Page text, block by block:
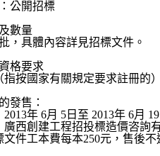
公開招標
數量
，具體內容詳見招標文件。
格要求
指按國家有關規定要求註冊的
發售：
2013年 6月 5 日至 2013年 6月 19
廣西創建工程招投標造價咨
文件工本費每本250元，售後不